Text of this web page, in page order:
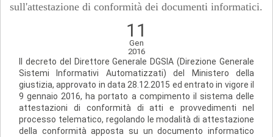
sull'attestazione di conformità dei documenti informatici.
11
Gen
2016
Il decreto del Direttore Generale DGSIA (Direzione Generale
Sistemi Informativi Automatizzati) del Ministero della
giustizia, approvato in data 28.12.2015 ed entrato in vigore il
9 gennaio 2016, ha portato a compimento il sistema delle
attestazioni di conformità di atti e provvedimenti nel
processo telematico, regolando le modalità di attestazione
della conformità apposta su un documento informatico